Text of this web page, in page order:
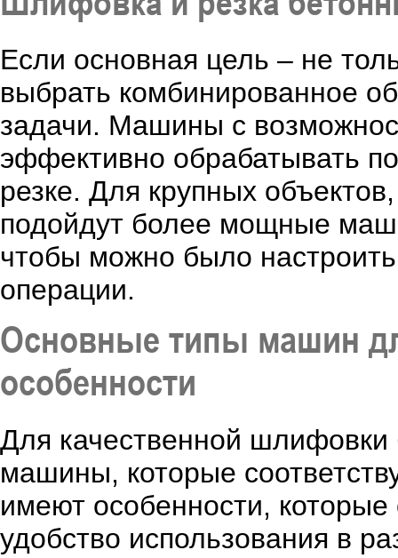
Если основная цель – не
выбрать комбинированное
задачи. Машины с
эффективно обрабатывать
резке. Для крупных
подойдут более мощные
чтобы можно было
операции.
Основные типы машин
особенности
Для качественной шлифовки
машины, которые
имеют особенности,
удобство использования в